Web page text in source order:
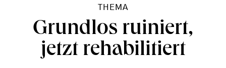
THEMA
Grundlos ruiniert,
jetzt rehabilitiert